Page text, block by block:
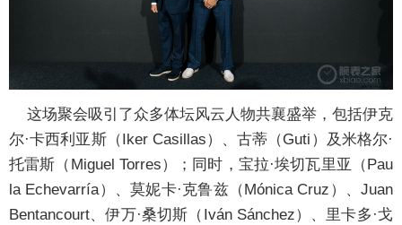
这场聚会吸引了众多体坛风云人物共襄盛举，包括伊克
尔·卡西利亚斯（Iker Casillas）、古蒂（Guti）及米格尔·
托雷斯（Miguel Torres）；同时，宝拉·埃切瓦里亚（Pau
la Echevarría）、莫妮卡·克鲁兹（Mónica Cruz）、Juan
Bentancourt、伊万·桑切斯（Iván Sánchez）、里卡多·戈